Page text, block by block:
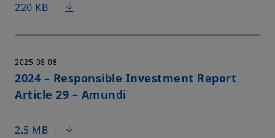
220 KB |
2025-08-08
2024 – Responsible Investment Report
Article 29 – Amundi
2.5 MB |